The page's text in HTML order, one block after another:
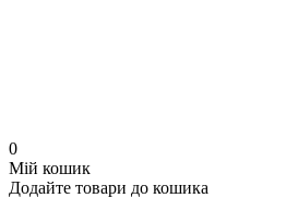
0
Мій кошик
Додайте товари до кошика